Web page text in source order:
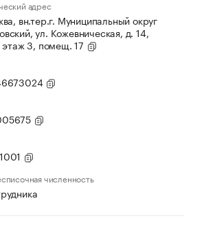
адрес
вн.тер.г. Муниципальный округ
ул. Кожевническая, д. 14,
этаж 3, помещ. 17
численность